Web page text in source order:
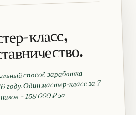
класс,
способ заработка
году. Один мастер-класс за 7
= 158 000 ₽ за